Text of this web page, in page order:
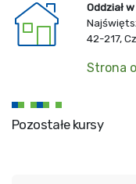
Oddział
42-217,
Strona
Pozostałe kursy